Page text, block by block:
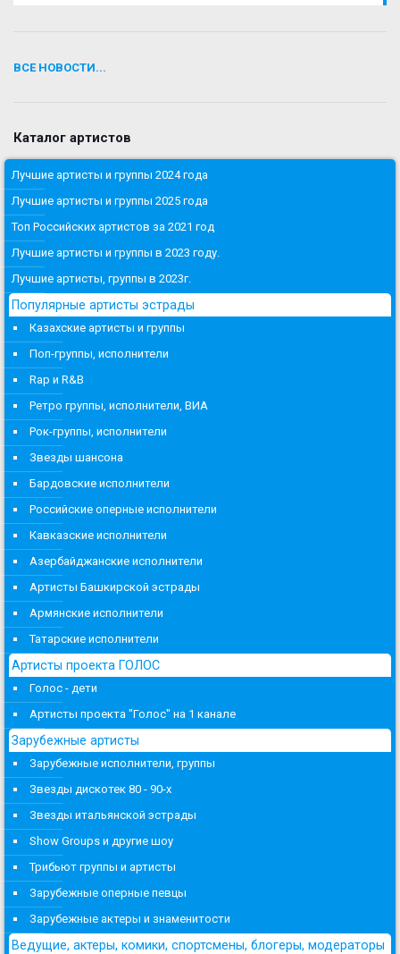
ВСЕ НОВОСТИ...
Каталог артистов
Лучшие артисты и группы 2024 года
Лучшие артисты и группы 2025 года
Топ Российских артистов за 2021 год
Лучшие артисты и группы в 2023 году.
Лучшие артисты, группы в 2023г.
Популярные артисты эстрады
Казахские артисты и группы
Поп-группы, исполнители
Rap и R&B
Ретро группы, исполнители, ВИА
Рок-группы, исполнители
Звезды шансона
Бардовские исполнители
Российские оперные исполнители
Кавказские исполнители
Азербайджанские исполнители
Артисты Башкирской эстрады
Армянские исполнители
Татарские исполнители
Артисты проекта ГОЛОС
Голос - дети
Артисты проекта "Голос" на 1 канале
Зарубежные артисты
Зарубежные исполнители, группы
Звезды дискотек 80 - 90-х
Звезды итальянской эстрады
Show Groups и другие шоу
Трибьют группы и артисты
Зарубежные оперные певцы
Зарубежные актеры и знаменитости
Ведущие, актеры, комики, спортсмены, блогеры, модераторы